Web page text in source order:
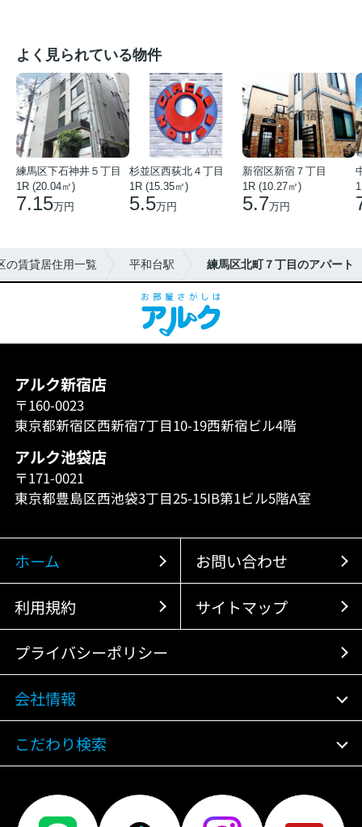
よく見られている物件
練馬区下石神井５丁目
1R (20.04㎡)
7.15万円
杉並区西荻北４丁目
1R (15.35㎡)
5.5万円
新宿区新宿７丁目
1R (10.27㎡)
5.7万円
の賃貸居住用一覧 平和台駅 練馬区北町７丁目のアパート
アルク新宿店
〒160-0023
東京都新宿区西新宿7丁目10-19西新宿ビル4階
アルク池袋店
〒171-0021
東京都豊島区西池袋3丁目25-15IB第1ビル5階A室
ホーム お問い合わせ
利用規約 サイトマップ
プライバシーポリシー
会社情報
こだわり検索